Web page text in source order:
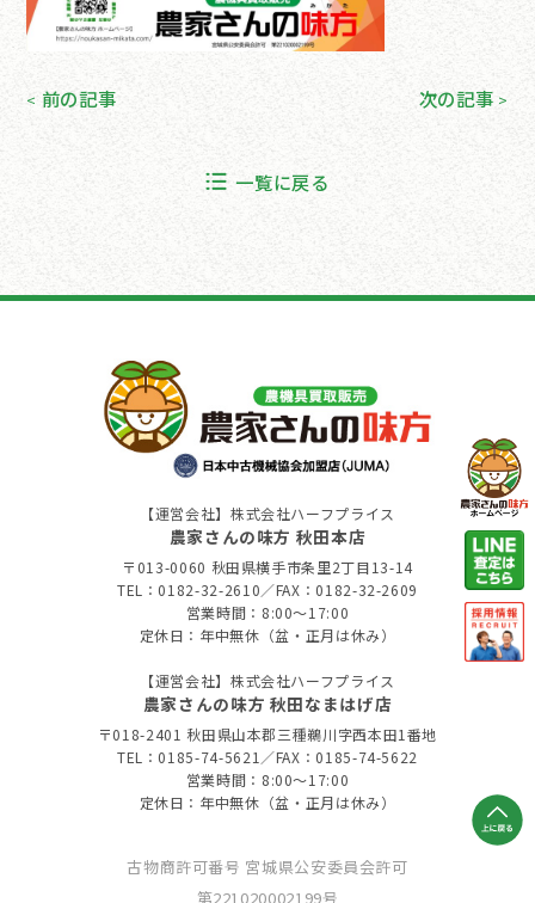
< 前の記事
一覧に戻る
次の記事 >
【運営会社】株式会社ハーフプライス
農家さんの味方 秋田本店
〒013-0060 秋田県横手市条里2丁目13-14
TEL：0182-32-2610／FAX：0182-32-2609
営業時間：8:00～17:00
定休日：年中無休（盆・正月は休み）
【運営会社】株式会社ハーフプライス
農家さんの味方 秋田なまはげ店
〒018-2401 秋田県山本郡三種鵜川字西本田1番地
TEL：0185-74-5621／FAX：0185-74-5622
営業時間：8:00～17:00
定休日：年中無休（盆・正月は休み）
古物商許可番号 宮城県公安委員会許可
第221020002199号